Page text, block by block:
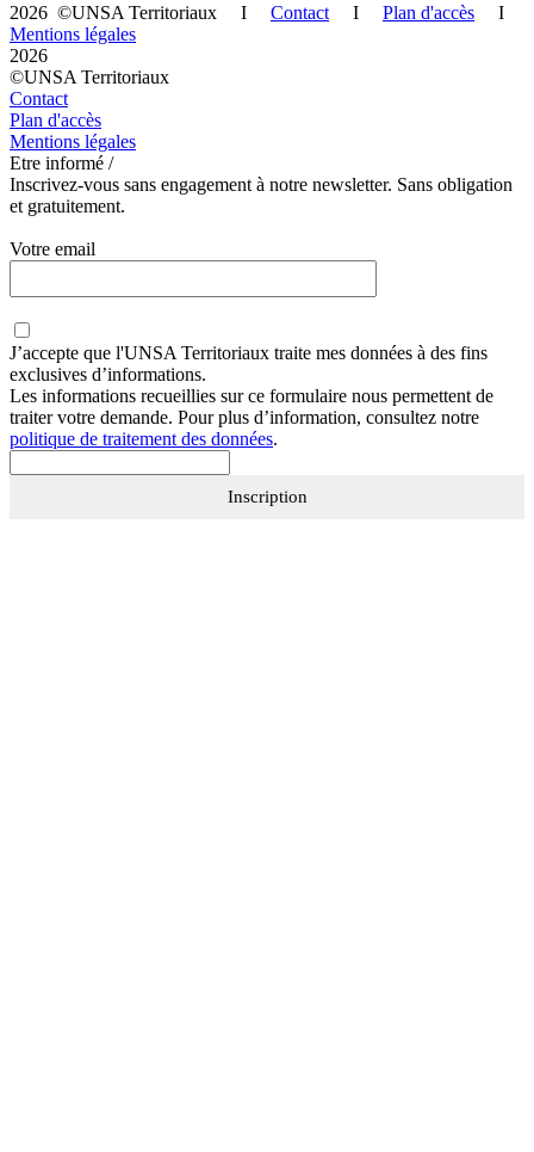
2026 ©UNSA Territoriaux I Contact I Plan d'accès I
Mentions légales
2026
©UNSA Territoriaux
Contact
Plan d'accès
Mentions légales
Etre informé /
Inscrivez-vous sans engagement à notre newsletter. Sans obligation
et gratuitement.
Votre email
J’accepte que l'UNSA Territoriaux traite mes données à des fins
exclusives d’informations.
Les informations recueillies sur ce formulaire nous permettent de
traiter votre demande. Pour plus d’information, consultez notre
politique de traitement des données.
Inscription